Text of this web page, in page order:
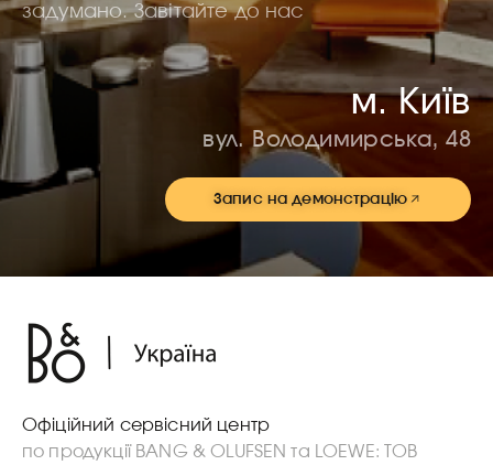
задумано. Завітайте до нас
м. Київ
вул. Володимирська, 48
Запис на демонстрацію
Офіційний сервісний центр
по продукції BANG & OLUFSEN та LOEWE: ТОВ